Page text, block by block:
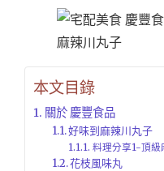
本文目錄
關於 慶豐食品
好味到麻辣川丸子
料理分享1-頂級
花枝風味丸